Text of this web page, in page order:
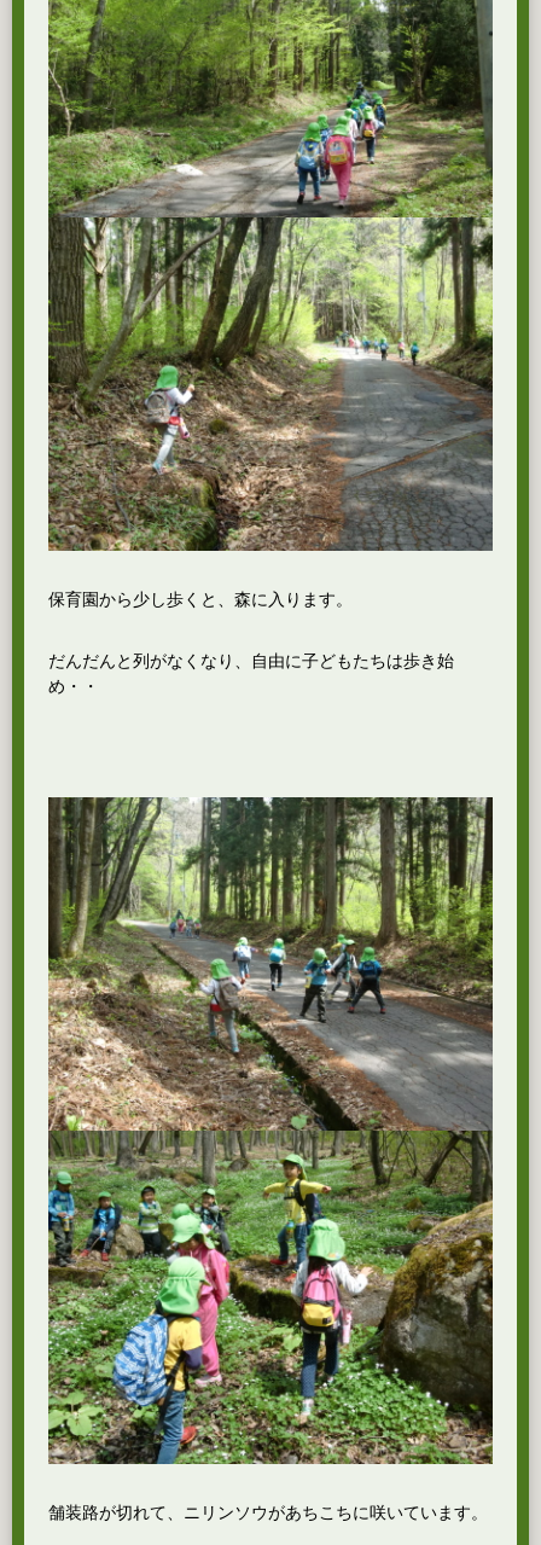
保育園から少し歩くと、森に入ります。
だんだんと列がなくなり、自由に子どもたちは歩き始
め・・
舗装路が切れて、ニリンソウがあちこちに咲いています。